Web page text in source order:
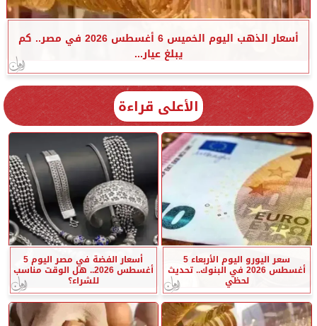
أسعار الذهب اليوم الخميس 6 أغسطس 2026 في مصر.. كم
يبلغ عيار...
الأعلى قراءة
سعر اليورو اليوم الأربعاء 5
أغسطس 2026 في البنوك.. تحديث
لحظي
أسعار الفضة في مصر اليوم 5
أغسطس 2026.. هل الوقت مناسب
للشراء؟